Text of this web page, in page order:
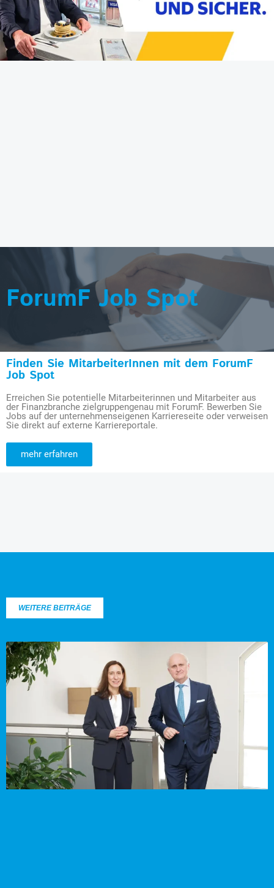
ForumF Job Spot
Finden Sie MitarbeiterInnen mit dem ForumF
Job Spot
Erreichen Sie potentielle Mitarbeiterinnen und Mitarbeiter aus
der Finanzbranche zielgruppengenau mit ForumF. Bewerben Sie
Jobs auf der unternehmenseigenen Karriereseite oder verweisen
Sie direkt auf externe Karriereportale.
mehr erfahren
WEITERE BEITRÄGE